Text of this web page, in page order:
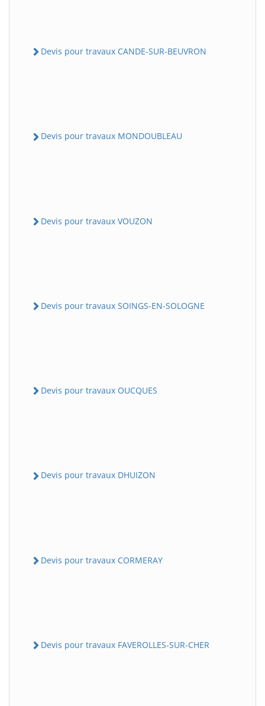
Devis pour travaux CANDE-SUR-BEUVRON
Devis pour travaux MONDOUBLEAU
Devis pour travaux VOUZON
Devis pour travaux SOINGS-EN-SOLOGNE
Devis pour travaux OUCQUES
Devis pour travaux DHUIZON
Devis pour travaux CORMERAY
Devis pour travaux FAVEROLLES-SUR-CHER